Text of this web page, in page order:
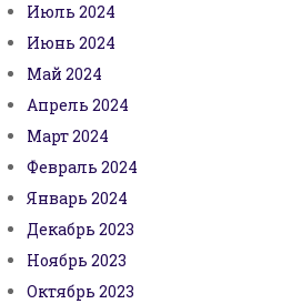
Июль 2024
Июнь 2024
Май 2024
Апрель 2024
Март 2024
Февраль 2024
Январь 2024
Декабрь 2023
Ноябрь 2023
Октябрь 2023